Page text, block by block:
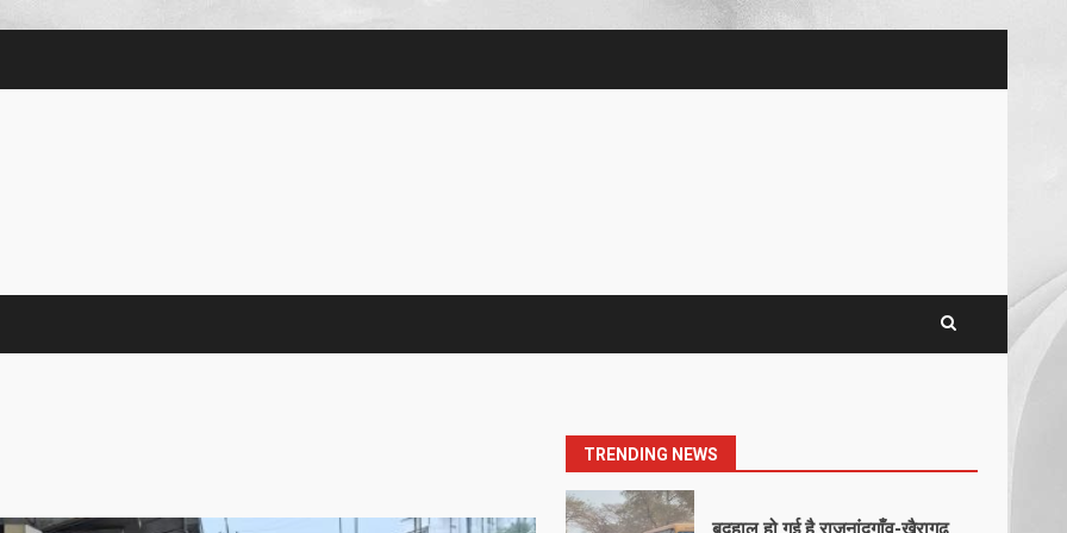
TRENDING NEWS
7
1
March 25, 2026